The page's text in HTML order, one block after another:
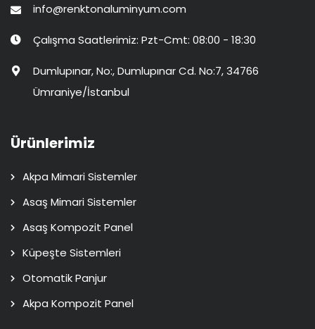
info@renktonaluminyum.com
Çalışma Saatlerimiz: Pzt-Cmt: 08:00 - 18:30
Dumlupınar, No:, Dumlupınar Cd. No:7, 34766
Ümraniye/İstanbul
Ürünlerimiz
Akpa Mimari Sistemler
Asaş Mimari Sistemler
Asaş Kompozit Panel
Küpeşte Sistemleri
Otomatik Panjur
Akpa Kompozit Panel